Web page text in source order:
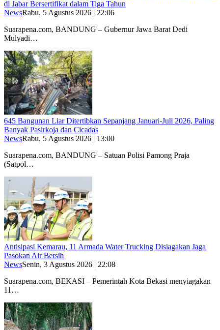
di Jabar Bersertifikat dalam Tiga Tahun
NewsRabu, 5 Agustus 2026 | 22:06
Suarapena.com, BANDUNG – Gubernur Jawa Barat Dedi
Mulyadi…
645 Bangunan Liar Ditertibkan Sepanjang Januari-Juli 2026, Paling
Banyak Pasirkoja dan Cicadas
NewsRabu, 5 Agustus 2026 | 13:00
Suarapena.com, BANDUNG – Satuan Polisi Pamong Praja
(Satpol…
Antisipasi Kemarau, 11 Armada Water Trucking Disiagakan Jaga
Pasokan Air Bersih
NewsSenin, 3 Agustus 2026 | 22:08
Suarapena.com, BEKASI – Pemerintah Kota Bekasi menyiagakan
11…